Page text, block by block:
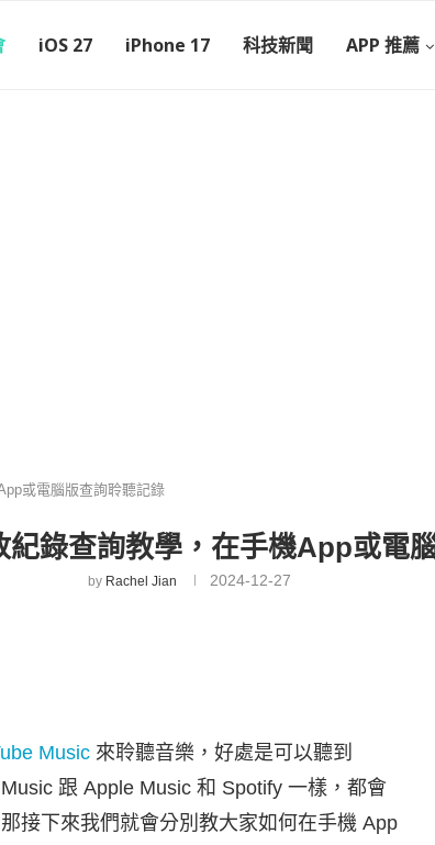
iOS 27 iPhone 17 科技新聞 APP 推薦
或電腦版查詢聆聽記錄
錄查詢教學，在手機App或電
by Rachel Jian 2024-12-27
Music 來聆聽音樂，好處是可以聽到
跟 Apple Music 和 Spotify 一樣，都會
接下來我們就會分別教大家如何在手機 App